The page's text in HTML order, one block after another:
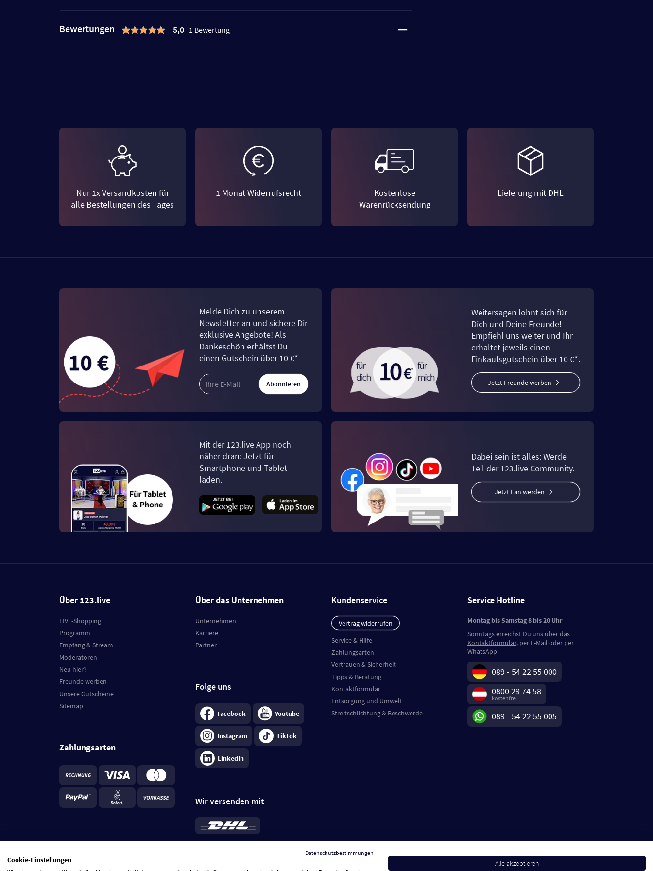
Bewertungen 5,0 1 Bewertung
Nur 1x Versandkosten für
alle Bestellungen des Tages
1 Monat Widerrufsrecht
Kostenlose
Warenrücksendung
Lieferung mit DHL
Melde Dich zu unserem
Newsletter an und sichere Dir
exklusive Angebote! Als
Dankeschön erhältst Du
einen Gutschein über 10 €*
Abonnieren
Weitersagen lohnt sich für
Dich und Deine Freunde!
Empfiehl uns weiter und Ihr
erhaltet jeweils einen
Einkaufsgutschein über 10 €*.
Jetzt Freunde werben
Mit der 123.live App noch
näher dran: Jetzt für
Smartphone und Tablet
laden.
Dabei sein ist alles: Werde
Teil der 123.live Community.
Jetzt Fan werden
Über 123.live
LIVE-Shopping
Programm
Empfang & Stream
Moderatoren
Neu hier?
Freunde werben
Unsere Gutscheine
Sitemap
Zahlungsarten
Über das Unternehmen
Unternehmen
Karriere
Partner
Folge uns
Facebook Youtube
Instagram TikTok
LinkedIn
Wir versenden mit
*Standard 6,95 €; bei Kühlware zzgl. 0,99 €
je Bestellung, insgesamt 7,94 €. Lieferzeit3-
Kundenservice
Vertrag widerrufen
Service & Hilfe
Zahlungsarten
Vertrauen & Sicherheit
Tipps & Beratung
Kontaktformular
Entsorgung und Umwelt
Streitschlichtung & Beschwerde
Service Hotline
Montag bis Samstag 8 bis 20 Uhr
Sonntags erreichst Du uns über das
Kontaktformular, per E-Mail oder per
WhatsApp.
089 - 54 22 55 000
0800 29 74 58
kostenfrei
089 - 54 22 55 005
Datenschutzbestimmungen
Cookie-Einstellungen Alle akzeptieren